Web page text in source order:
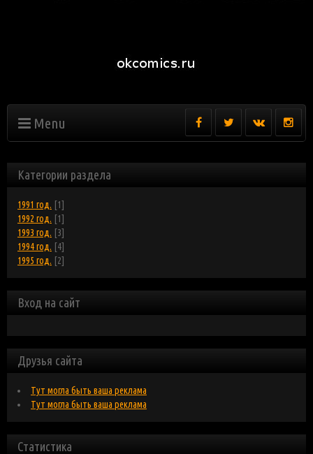
Menu
Категории раздела
1991 год. [1]
1992 год. [1]
1993 год. [3]
1994 год. [4]
1995 год. [2]
Вход на сайт
Друзья сайта
Тут могла быть ваша реклама
Тут могла быть ваша реклама
Статистика